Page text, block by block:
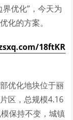
优化”，今天为
化的方案。
18ftKR
优化地块位于丽
区，总规模4.16
保持不变，城镇